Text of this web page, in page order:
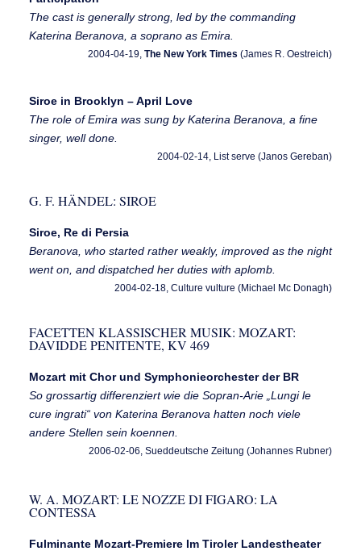
The cast is generally strong, led by the commanding
Katerina Beranova, a soprano as Emira.
2004-04-19,The New York Times (James R. Oestreich)
Siroe in Brooklyn – April Love
The role of Emira was sung by Katerina Beranova, a fine
singer, well done.
2004-02-14, List serve (Janos Gereban)
G. F. HÄNDEL: SIROE
Siroe, Re di Persia
Beranova, who started rather weakly, improved as the night
went on, and dispatched her duties with aplomb.
2004-02-18, Culture vulture (Michael Mc Donagh)
FACETTEN KLASSISCHER MUSIK: MOZART:
DAVIDDE PENITENTE, KV 469
Mozart mit Chor und Symphonieorchester der BR
So grossartig differenziert wie die Sopran-Arie „Lungi le
cure ingrati“ von Katerina Beranova hatten noch viele
andere Stellen sein koennen.
2006-02-06, Sueddeutsche Zeitung (Johannes Rubner)
W. A. MOZART: LE NOZZE DI FIGARO: LA
CONTESSA
Fulminante Mozart-Premiere Im Tiroler Landestheater